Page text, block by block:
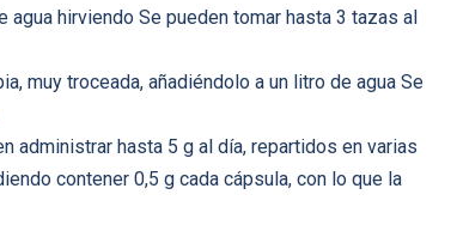
hirviendo Se pueden tomar hasta 3 tazas al
muy troceada, añadiéndolo a un litro de agua Se
administrar hasta 5 g al día, repartidos en varias
contener 0,5 g cada cápsula, con lo que la